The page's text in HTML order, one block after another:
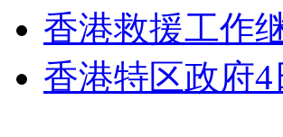
香港救援工作
香港特区政府